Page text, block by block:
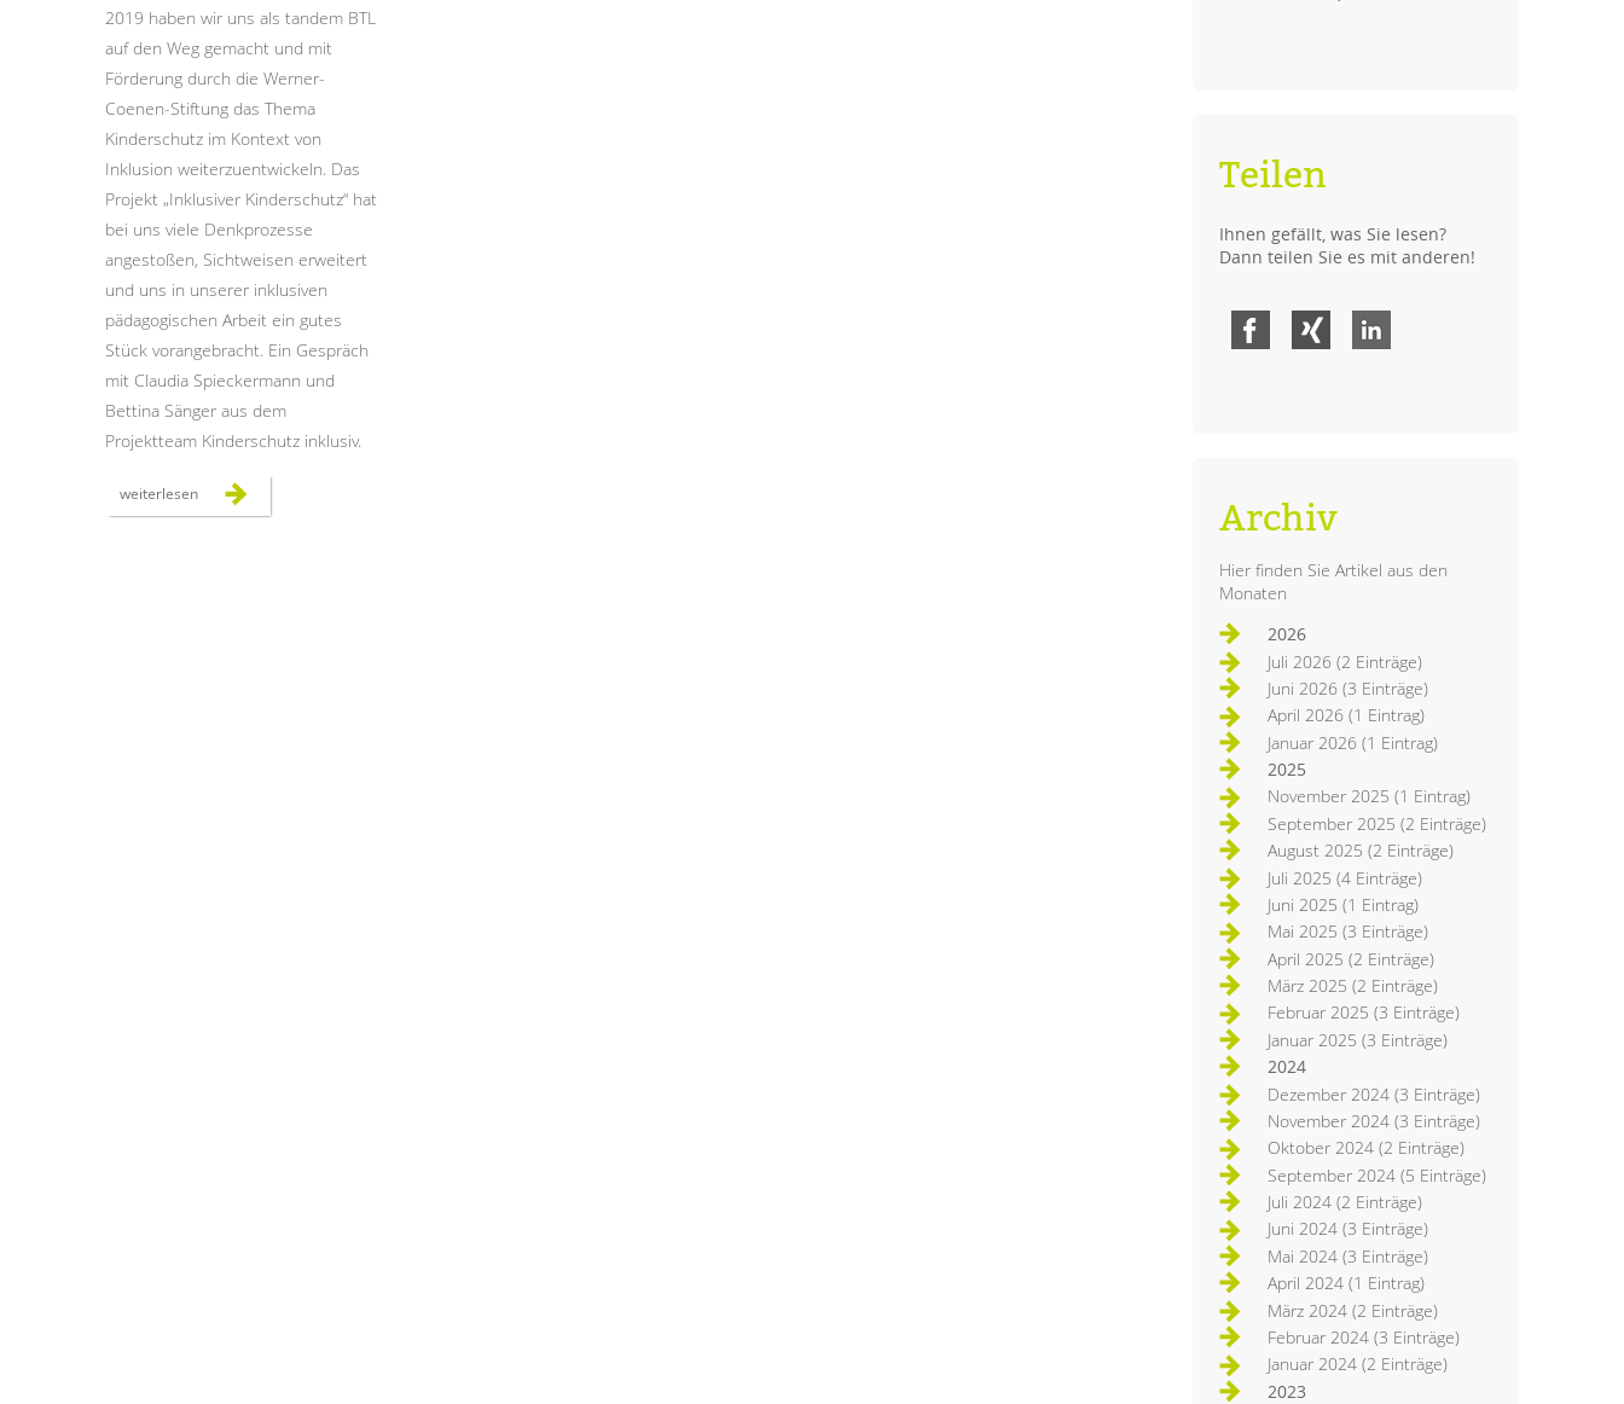
2019 haben wir uns als tandem BTL
auf den Weg gemacht und mit
Förderung durch die Werner-
Coenen-Stiftung das Thema
Kinderschutz im Kontext von
Inklusion weiterzuentwickeln. Das
Projekt „Inklusiver Kinderschutz“ hat
bei uns viele Denkprozesse
angestoßen, Sichtweisen erweitert
und uns in unserer inklusiven
pädagogischen Arbeit ein gutes
Stück vorangebracht. Ein Gespräch
mit Claudia Spieckermann und
Bettina Sänger aus dem
Projektteam Kinderschutz inklusiv.
weiterlesenzwei
„kinderschutz
Teilen
Ihnen gefällt, was Sie lesen?
Dann teilen Sie es mit anderen!
Facebook
Archiv
Hier finden Sie Artikel aus den
Monaten
2026
Juli 2026 (2 Einträge)
Juni 2026 (3 Einträge)
April 2026 (1 Eintrag)
Januar 2026 (1 Eintrag)
2025
November 2025 (1 Eintrag)
September 2025 (2 Einträge)
August 2025 (2 Einträge)
Juli 2025 (4 Einträge)
Juni 2025 (1 Eintrag)
Mai 2025 (3 Einträge)
April 2025 (2 Einträge)
März 2025 (2 Einträge)
Februar 2025 (3 Einträge)
Januar 2025 (3 Einträge)
2024
Dezember 2024 (3 Einträge)
November 2024 (3 Einträge)
Oktober 2024 (2 Einträge)
September 2024 (5 Einträge)
Juli 2024 (2 Einträge)
Juni 2024 (3 Einträge)
Mai 2024 (3 Einträge)
April 2024 (1 Eintrag)
März 2024 (2 Einträge)
Februar 2024 (3 Einträge)
Januar 2024 (2 Einträge)
2023